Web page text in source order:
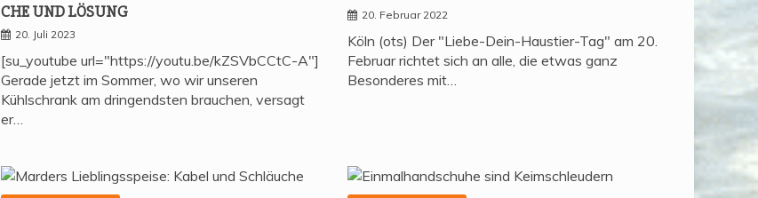
CHE UND LÖSUNG
20. Juli 2023
[su_youtube url="https://youtu.be/kZSVbCCtC-A"]
Gerade jetzt im Sommer, wo wir unseren
Kühlschrank am dringendsten brauchen, versagt
er…
20. Februar 2022
Köln (ots) Der "Liebe-Dein-Haustier-Tag" am 20.
Februar richtet sich an alle, die etwas ganz
Besonderes mit…